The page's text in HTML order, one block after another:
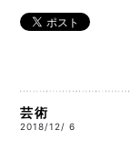
芸術
2018/12/ 6